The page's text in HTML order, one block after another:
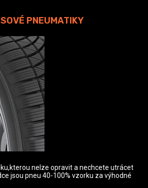
PNEUMATIKY
nelze opravit a nechcete utrácet
jsou pneu 40-100% vzorku za výhodné